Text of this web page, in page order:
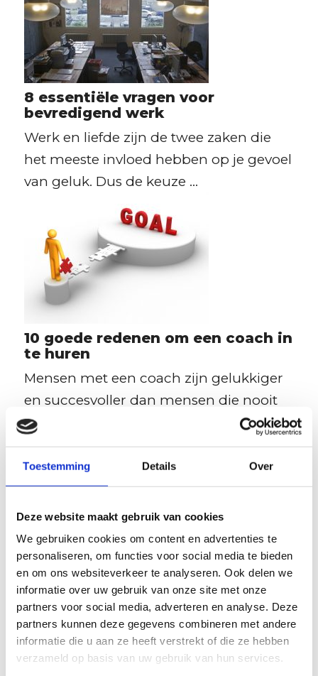
Toestemming Details Over
Deze website maakt gebruik van cookies
We gebruiken cookies om content en advertenties te
personaliseren, om functies voor social media te bieden
en om ons websiteverkeer te analyseren. Ook delen we
informatie over uw gebruik van onze site met onze
partners voor social media, adverteren en analyse. Deze
partners kunnen deze gegevens combineren met andere
informatie die u aan ze heeft verstrekt of die ze hebben
verzameld op basis van uw gebruik van hun services.
8 essentiële vragen voor
bevredigend werk
Werk en liefde zijn de twee zaken die
het meeste invloed hebben op je gevoel
van geluk. Dus de keuze ...
10 goede redenen om een coach in
te huren
Mensen met een coach zijn gelukkiger
en succesvoller dan mensen die nooit
coaching hebben ontvangen.
Hieronder volgen de 10 voornaamste ...
halen
What you are aware of you are in
control of; what you are not aware of is
in control of ...
4 bewezen tips om altijd mazzel
te hebben